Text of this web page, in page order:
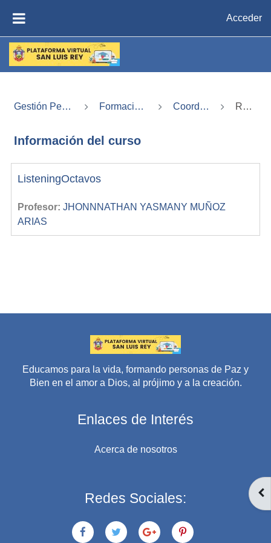
Acceder
Gestión Pedagógica Formación integral Coordinación3 Resumen
Información del curso
ListeningOctavos
Profesor: JHONNNATHAN YASMANY MUÑOZ
ARIAS
Educamos para la vida, formando personas de Paz y
Bien en el amor a Dios, al prójimo y a la creación.
Enlaces de Interés
Acerca de nosotros
Redes Sociales: